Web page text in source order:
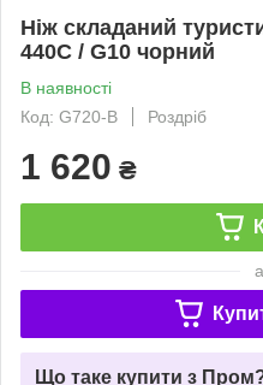
Ніж складаний
440C / G10 чорний
В наявності
Код: G720-B
Роздріб
1 620 ₴
Що таке купити з